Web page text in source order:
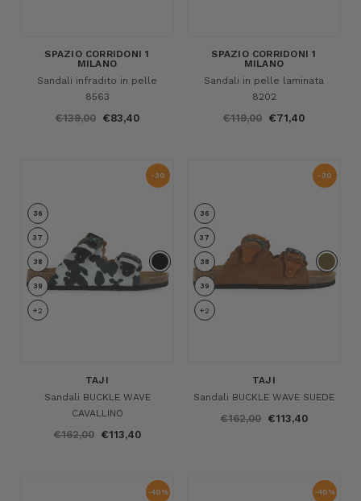
SPAZIO CORRIDONI 1
MILANO
Sandali infradito in pelle
8563
€139,00 €83,40
SPAZIO CORRIDONI 1
MILANO
Sandali in pelle laminata
8202
€119,00 €71,40
-30
36
37
38
39
+2
TAJI
Sandali BUCKLE WAVE
CAVALLINO
€162,00 €113,40
-30
36
37
38
39
+2
TAJI
Sandali BUCKLE WAVE SUEDE
€162,00 €113,40
-40% -40%